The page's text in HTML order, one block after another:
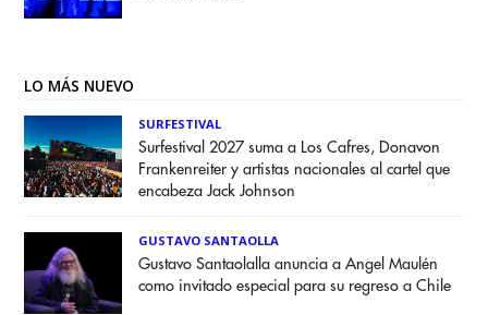
LO MÁS NUEVO
SURFESTIVAL
Surfestival 2027 suma a Los Cafres, Donavon
Frankenreiter y artistas nacionales al cartel que
encabeza Jack Johnson
GUSTAVO SANTAOLLA
Gustavo Santaolalla anuncia a Angel Maulén
como invitado especial para su regreso a Chile